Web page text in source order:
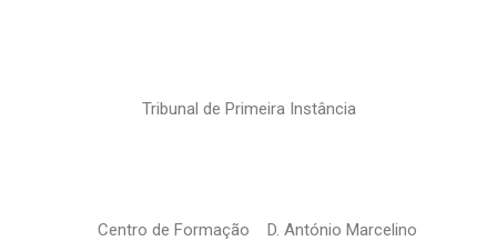
Tribunal de Primeira Instância
Centro de Formação D. António Marcelino